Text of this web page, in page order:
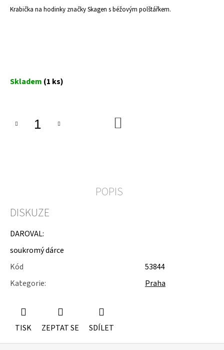
Krabička na hodinky značkySkagen s béžovým polštářkem.
Měrná
Skladem (1 ks)
POPIS
DISKUZE
DAROVAL:
soukromý dárce
Kód
53844
Kategorie: Praha
TISK ZEPTAT SE SDÍLET
a
u
č
u
j
e
e
SLOŽKY
POŘADNÍKY